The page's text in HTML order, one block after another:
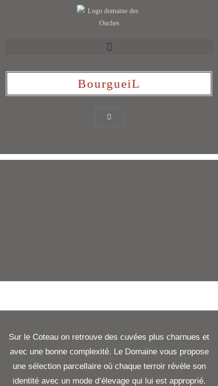
BourgueiL
Sur le Coteau on retrouve des cuvées plus charnues et
avec une bonne complexité. Le Domaine vous propose
une sélection parcellaire où chaque terroir révèle son
identité avec un mode d’élevage qui lui est approprié.